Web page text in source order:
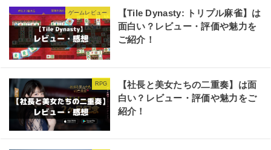
ゲームレビュー
【Tile Dynasty: トリプル麻雀】は
面白い？レビュー・評価や魅力を
ご紹介！
RPG
【社長と美女たちの二重奏】は面
白い？レビュー・評価や魅力をご
紹介！